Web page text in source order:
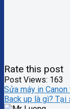
Rate this post
Post Views: 163
Sửa máy in
Back up là gì?